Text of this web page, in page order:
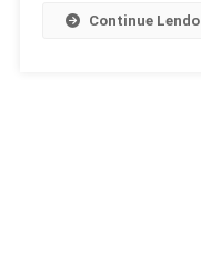
Continue Lendo